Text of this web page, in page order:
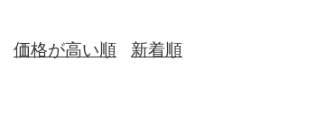
価格が高い順 新着順